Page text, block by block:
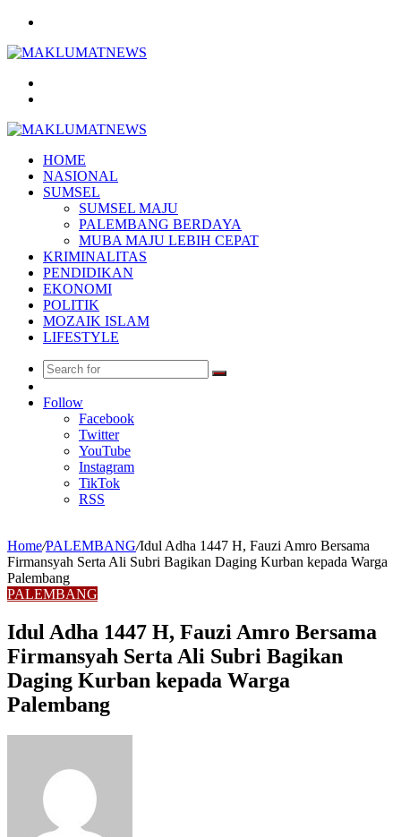
HOME
NASIONAL
SUMSEL
SUMSEL MAJU
PALEMBANG BERDAYA
MUBA MAJU LEBIH CEPAT
KRIMINALITAS
PENDIDIKAN
EKONOMI
POLITIK
MOZAIK ISLAM
LIFESTYLE
Search
Article
Follow
Facebook
Twitter
YouTube
Instagram
TikTok
RSS
Home/PALEMBANG/Idul Adha 1447 H, Fauzi Amro Bersama
Firmansyah Serta Ali Subri Bagikan Daging Kurban kepada Warga
Palembang
PALEMBANG
Idul Adha 1447 H, Fauzi Amro Bersama
Firmansyah Serta Ali Subri Bagikan
Daging Kurban kepada Warga
Palembang